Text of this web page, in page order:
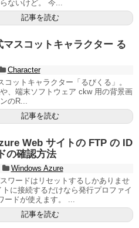
ないけど。 今...
記事を読む
マスコットキャラクター る
Character
コットキャラクター「るびくる」。
、端末ソフトウェア ckw 用の背景画
のR...
記事を読む
Web サイトの FTP の ID
の確認方法
Windows Azure
ワードはリセットするしかありませ
に接続するだけなら発行プロファイ
ードが使えます。 ...
記事を読む